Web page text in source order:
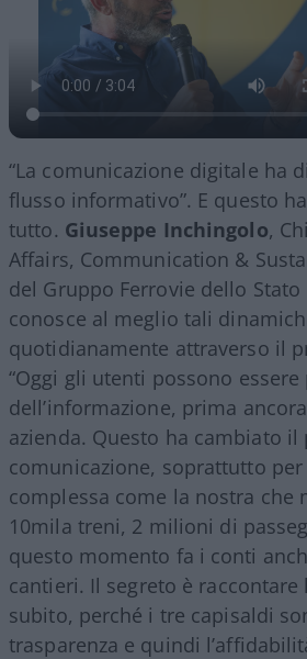
“La comunicazione digitale ha
flusso informativo”. E questo
tutto. Giuseppe Inchingolo,
Affairs, Communication &
del Gruppo Ferrovie dello
conosce al meglio tali
quotidianamente attraverso il
“Oggi gli utenti possono
dell’informazione, prima
azienda. Questo ha cambiato
comunicazione, soprattutto
complessa come la nostra che
10mila treni, 2 milioni di
questo momento fa i conti
cantieri. Il segreto è raccontare
subito, perché i tre capisaldi
trasparenza e quindi